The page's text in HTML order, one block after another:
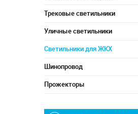
Трековые светильники
Уличные светильники
Светильники для ЖКХ
Шинопровод
Прожекторы